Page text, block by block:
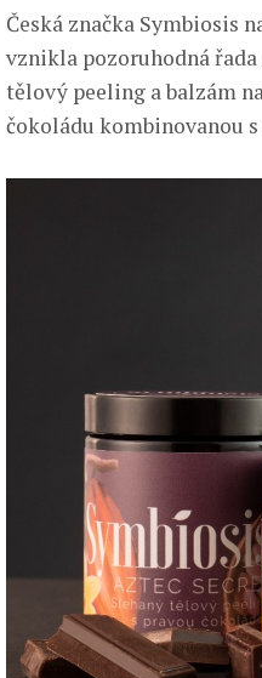
Česká značka Symbiosis
vznikla pozoruhodná řada
tělový peeling a balzám
čokoládu kombinovanou